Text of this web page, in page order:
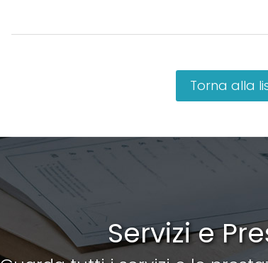
Torna alla
Servizi e